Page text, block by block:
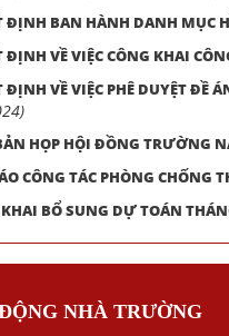
ĐỊNH BAN HÀNH DANH MỤC
ĐỊNH VỀ VIỆC CÔNG KHAI
ĐỊNH VỀ VIỆC PHÊ DUYỆT ĐỀ
HỌP HỘI ĐỒNG TRƯỜNG
CÔNG TÁC PHÒNG
BỔ SUNG DỰ TOÁN
NHÀ TRƯỜNG